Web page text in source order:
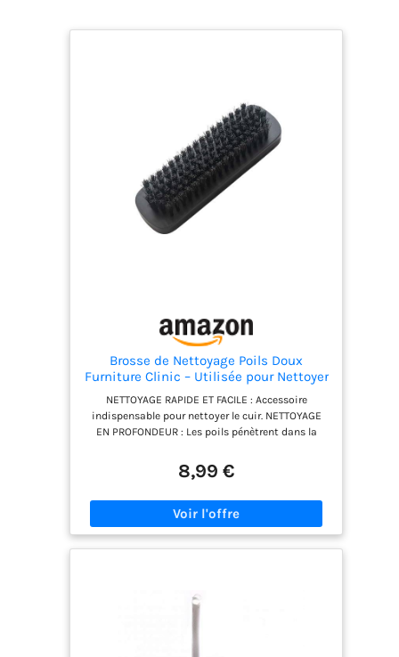
Brosse de Nettoyage Poils Doux
Furniture Clinic – Utilisée pour Nettoyer
la Saleté Incrustée et Libérer la Saleté
sans Endommager la Surface
NETTOYAGE RAPIDE ET FACILE : Accessoire
indispensable pour nettoyer le cuir. NETTOYAGE
EN PROFONDEUR : Les poils pénètrent dans la
brosse nettoie sans endommager la surface du
cuir. CONVIENT POUR : Nettoyer toutes les
8,99 €